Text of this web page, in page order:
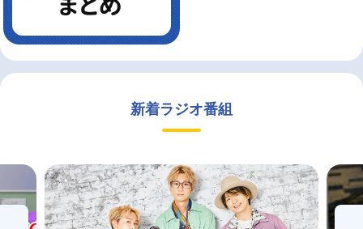
新着ラジオ番組